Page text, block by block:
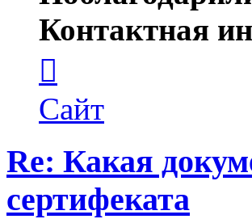
Контактная
пользователя
Димитрий
Сайт
Re: Какая
сертифеката